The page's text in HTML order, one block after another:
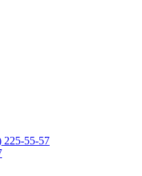
225-55-57